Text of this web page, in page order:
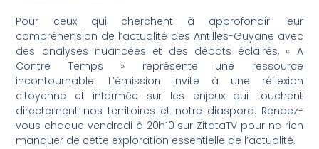
Pour ceux qui cherchent à approfondir leur
compréhension de l’actualité des Antilles-Guyane avec
des analyses nuancées et des débats éclairés, « A
Contre Temps » représente une ressource
incontournable. L’émission invite à une réflexion
citoyenne et informée sur les enjeux qui touchent
directement nos territoires et notre diaspora. Rendez-
vous chaque vendredi à 20h10 sur ZitataTV pour ne rien
manquer de cette exploration essentielle de l’actualité.